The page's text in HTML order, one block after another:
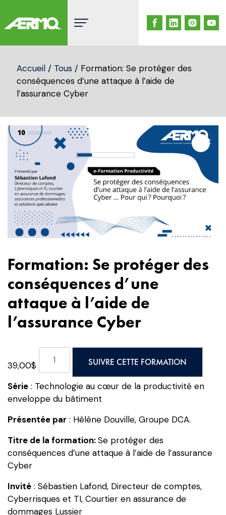
content
Accueil / Tous / Formation: Se protéger des
conséquences d’une attaque à l’aide de
l’assurance Cyber
Formation: Se protéger des
conséquences d’une
attaque à l’aide de
l’assurance Cyber
39,00$
Formation:
Se
protéger
des
d’une
attaque
de
l'assurance
SUIVRE CETTE FORMATION
Série : Technologie au cœur de la productivité en
enveloppe du bâtiment
Présentée par : Hélène Douville, Groupe DCA.
Titre de la formation:Se protéger des
conséquences d’une attaque à l’aide de l’assurance
Cyber
Invité : Sébastien Lafond, Directeur de comptes,
Cyberrisques et TI, Courtier en assurance de
dommages Lussier